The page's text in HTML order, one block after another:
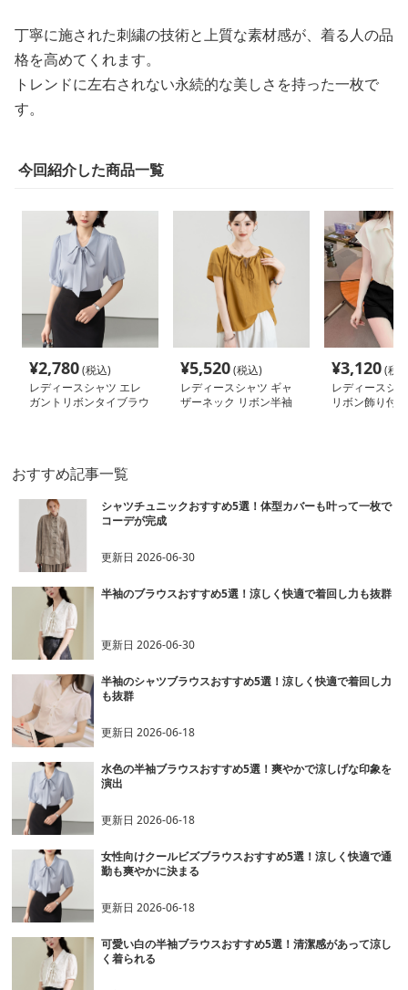
丁寧に施された刺繍の技術と上質な素材感が、着る人の品
格を高めてくれます。
トレンドに左右されない永続的な美しさを持った一枚で
す。
今回紹介した商品一覧
¥2,780(税込)
レディースシャツ エレ
ガントリボンタイブラウ
¥5,520(税込)
レディースシャツ ギャ
ザーネック リボン半袖
¥3,120(税
レディースシ
リボン飾り付
おすすめ記事一覧
シャツチュニックおすすめ5選！体型カバーも叶って一枚で
コーデが完成
更新日2026-06-30
半袖のブラウスおすすめ5選！涼しく快適で着回し力も抜群
更新日2026-06-30
半袖のシャツブラウスおすすめ5選！涼しく快適で着回し力
も抜群
更新日2026-06-18
水色の半袖ブラウスおすすめ5選！爽やかで涼しげな印象を
演出
更新日2026-06-18
女性向けクールビズブラウスおすすめ5選！涼しく快適で通
勤も爽やかに決まる
更新日2026-06-18
可愛い白の半袖ブラウスおすすめ5選！清潔感があって涼し
く着られる